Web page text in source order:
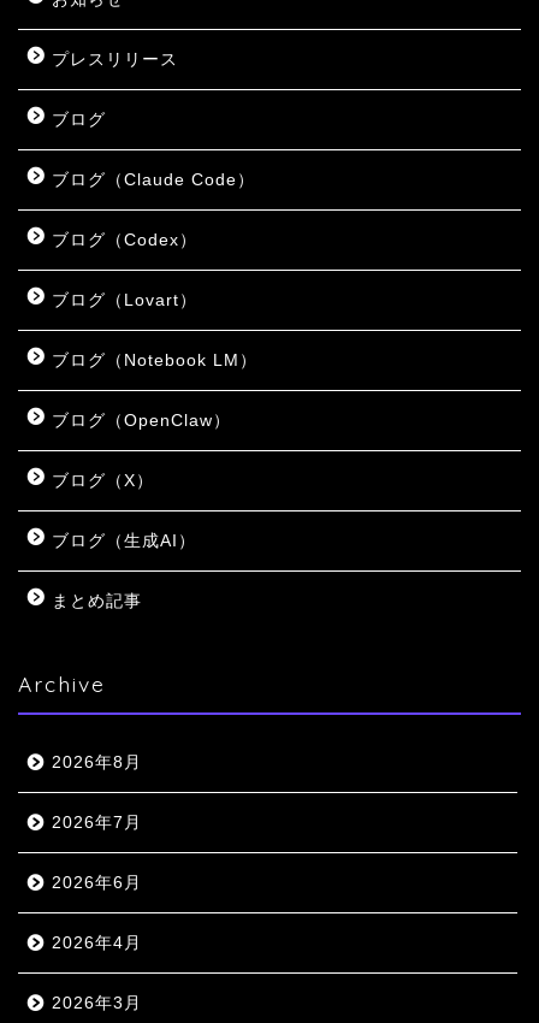
プレスリリース
ブログ
ブログ（Claude Code）
ブログ（Codex）
ブログ（Lovart）
ブログ（Notebook LM）
ブログ（OpenClaw）
ブログ（X）
ブログ（生成AI）
まとめ記事
Archive
2026年8月
2026年7月
2026年6月
2026年4月
2026年3月